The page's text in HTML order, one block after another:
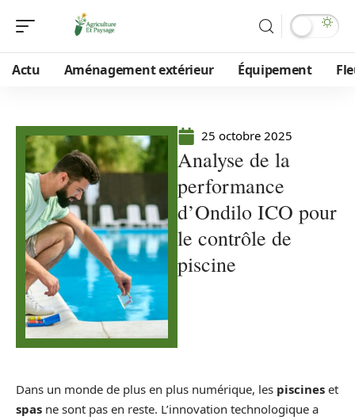
Actu Aménagement extérieur Équipement
25 octobre 2025
Analyse de la
performance
d’Ondilo ICO pour
le contrôle de
piscine
Dans un monde de plus en plus numérique, les piscines et
spas ne sont pas en reste. L’innovation technologique a